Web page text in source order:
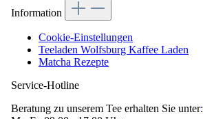
Information
Cookie-Einstellungen
Teeladen Wolfsburg Kaffee Laden
Matcha Rezepte
Service-Hotline
Beratung zu unserem Tee erhalten Sie unter: